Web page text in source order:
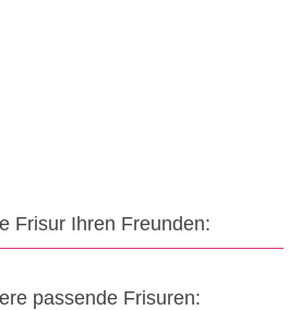
Frisur Ihren Freunden:
passende Frisuren: